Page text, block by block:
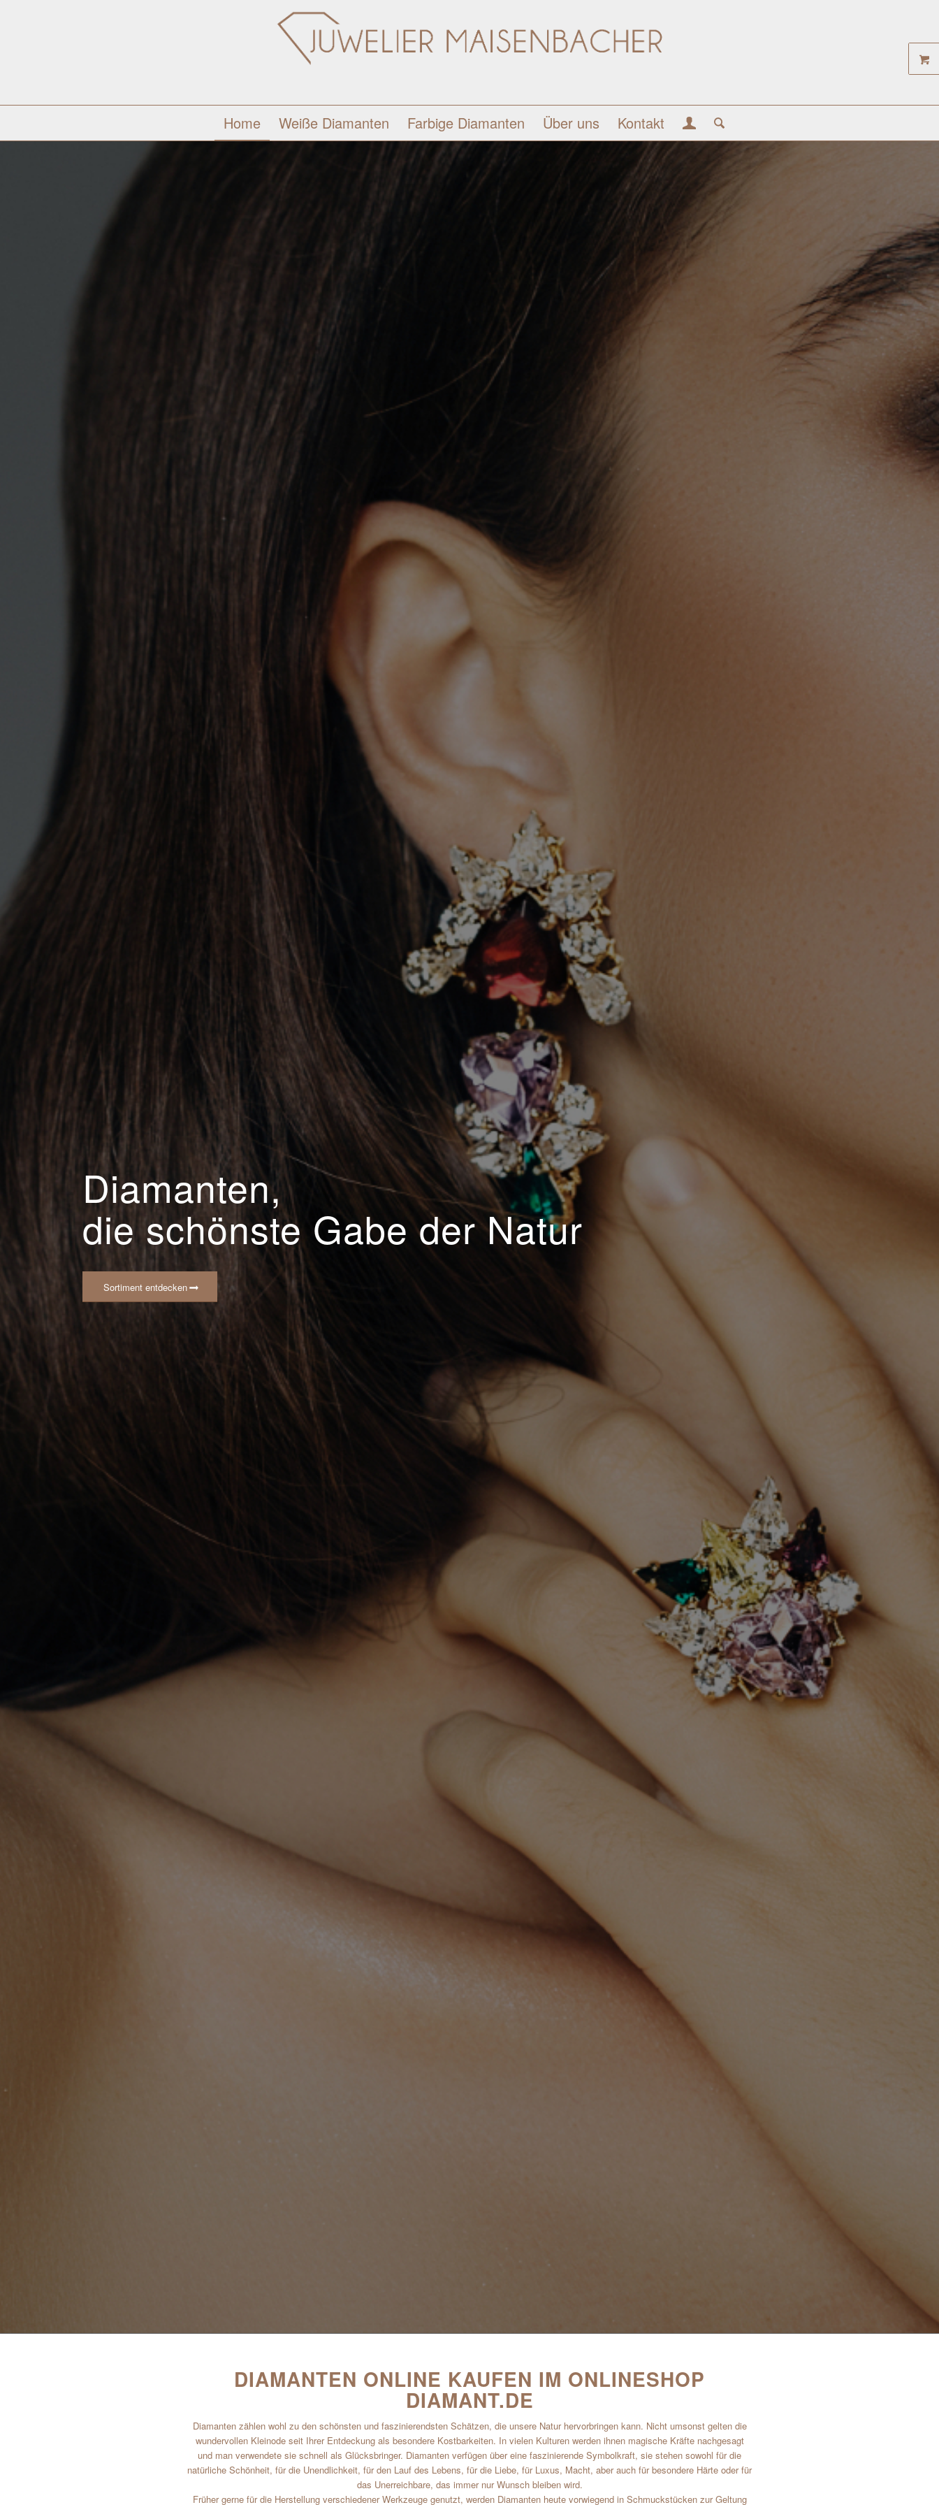
Home Weiße Diamanten Farbige Diamanten Über uns Kontakt
Diamanten,
die schönste Gabe der Natur
Sortiment entdecken
DIAMANTEN ONLINE KAUFEN IM ONLINESHOP
DIAMANT.DE
Diamanten zählen wohl zu den schönsten und faszinierendsten Schätzen, die unsere Natur hervorbringen kann. Nicht umsonst gelten die
wundervollen Kleinode seit Ihrer Entdeckung als besondere Kostbarkeiten. In vielen Kulturen werden ihnen magische Kräfte nachgesagt
und man verwendete sie schnell als Glücksbringer. Diamanten verfügen über eine faszinierende Symbolkraft, sie stehen sowohl für die
natürliche Schönheit, für die Unendlichkeit, für den Lauf des Lebens, für die Liebe, für Luxus, Macht, aber auch für besondere Härte oder für
das Unerreichbare, das immer nur Wunsch bleiben wird.
Früher gerne für die Herstellung verschiedener Werkzeuge genutzt, werden Diamanten heute vorwiegend in Schmuckstücken zur Geltung